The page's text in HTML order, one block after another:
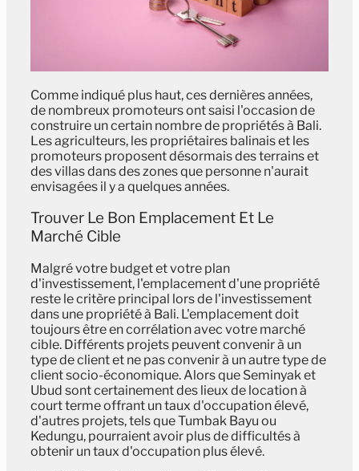
Comme indiqué plus haut, ces dernières années,
de nombreux promoteurs ont saisi l'occasion de
construire un certain nombre de propriétés à Bali.
Les agriculteurs, les propriétaires balinais et les
promoteurs proposent désormais des terrains et
des villas dans des zones que personne n'aurait
envisagées il y a quelques années.
Trouver Le Bon Emplacement Et Le
Marché Cible
Malgré votre budget et votre plan
d'investissement, l'emplacement d'une propriété
reste le critère principal lors de l'investissement
dans une propriété à Bali. L'emplacement doit
toujours être en corrélation avec votre marché
cible. Différents projets peuvent convenir à un
type de client et ne pas convenir à un autre type de
client socio-économique. Alors que Seminyak et
Ubud sont certainement des lieux de location à
court terme offrant un taux d'occupation élevé,
d'autres projets, tels que Tumbak Bayu ou
Kedungu, pourraient avoir plus de difficultés à
obtenir un taux d'occupation plus élevé.